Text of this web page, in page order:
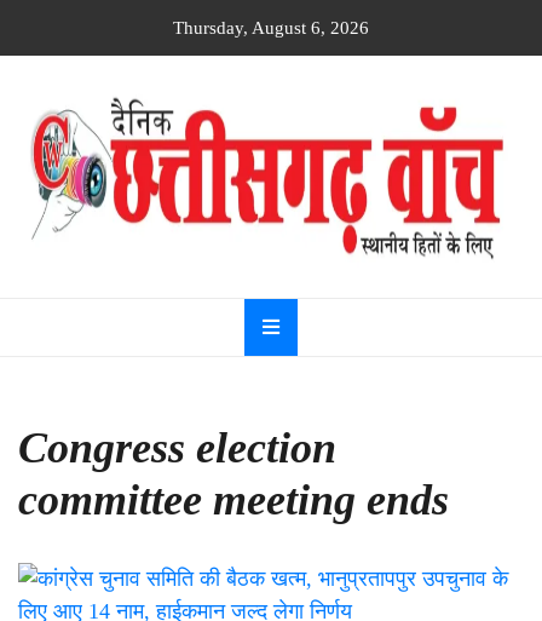
Thursday, August 6, 2026
Dainik
Chhattisgarh
watch
Congress election
committee meeting ends